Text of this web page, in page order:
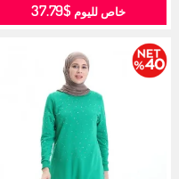
خاص لليوم $37.79